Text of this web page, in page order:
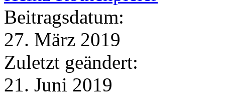
Beitragsdatum:
27. März 2019
Zuletzt geändert:
21. Juni 2019